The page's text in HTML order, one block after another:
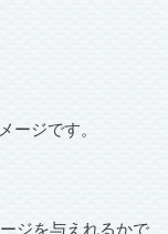
ージです。
ジを与えれるかで